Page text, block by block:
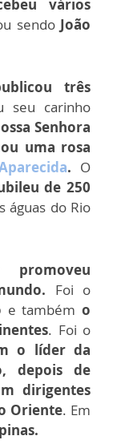
vários
sendoJoão
três
seu carinho
Senhora
uma rosa
. O
de 250
águas do Rio
promoveu
Foi o
e também o
. Foi o
o líder da
depois de
dirigentes
Oriente. Em